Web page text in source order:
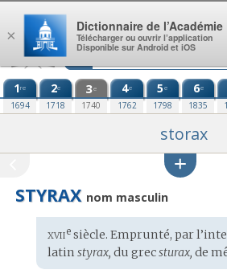
Aller au contenu
1re
1694
2e
1718
3e
1740
4e
1762
5e
1798
6e
1835
storax
STYRAX nom masculin
Étymologie
:
xviiesiècle. Emprunté, par
latin styrax, du grecsturax, de
×
Dictionnaire de l’Académie
Télécharger ou ouvrir l’application
Disponible sur Android et iOS